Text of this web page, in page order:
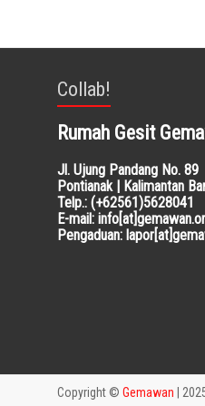
Collab!
Rumah Gesit
Jl. Ujung Pandang No. 89
Pontianak | Kalimantan
Telp.: (+62561)5628041
E-mail:
Pengaduan:
Copyright © Gemawan |